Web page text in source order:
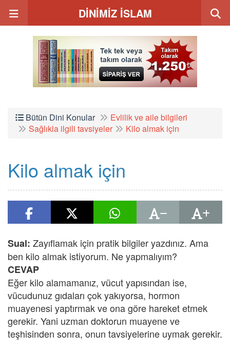
DİNİMİZ İSLAM
Bütün Dini Konular
Evlilik ve aile bilgileri
Sağlıkla ilgili tavsiyeler
Kilo almak için
Kilo almak için
Sual: Zayıflamak için pratik bilgiler yazdınız. Ama
ben kilo almak istiyorum. Ne yapmalıyım?
CEVAP
Eğer kilo alamamanız, vücut yapısından ise,
vücudunuz gıdaları çok yakıyorsa, hormon
muayenesi yaptırmak ve ona göre hareket etmek
gerekir. Yani uzman doktorun muayene ve
teşhisinden sonra, onun tavsiyelerine uymak gerekir.